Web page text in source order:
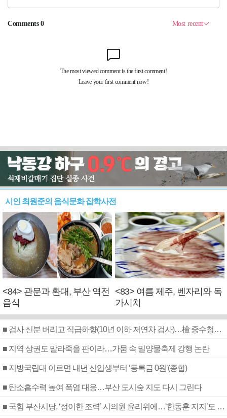
시인 최원준의 음식문화 잡학사전
<84> 관문과 환대, 부산 역전
음식
<83> 여름 제주, 벤자리와 독
가시치
■ 검사 신분 버리고 직급하향(10년 이하 저연차 검사)…檢 중수청행 기피
■ 지역 상권도 말라죽을 판이라…가뭄 속 밀양물축제 강행 논란
■ 지방국립대 이르면 내년 신입생부터 ‘등록금 0원’(종합)
■ 탄소흡수력 높여 폭염 대응…부산 도시숲 지도 다시 그린다
■ 국힘 부산시당, ‘정이한 조력’ 시의원 윤리위에…‘한동훈 지지’도 신고접수